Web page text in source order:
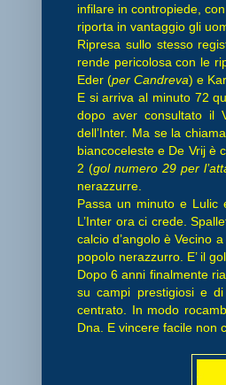
infilare in contropiede,
riporta in vantaggio gli
Ripresa sullo stesso
rende pericolosa con le
Eder (per Candreva) e
E si arriva al minuto 72
dopo aver consultato il
dell’Inter. Ma se la
biancoceleste e De Vrij è
2 (gol numero 29 per
nerazzurre.
Passa un minuto e Lulic
L’Inter ora ci crede.
calcio d’angolo è Vecino
popolo nerazzurro. E’ il
Dopo 6 anni finalmente
su campi prestigiosi e
centrato. In modo
Dna. E vincere facile non